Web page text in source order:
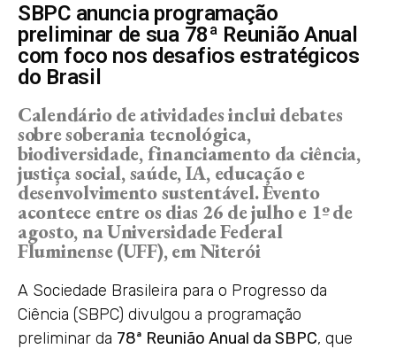
SBPC anuncia programação
preliminar de sua 78ª Reunião Anual
com foco nos desafios estratégicos
do Brasil
Calendário de atividades inclui debates
sobre soberania tecnológica,
biodiversidade, financiamento da ciência,
justiça social, saúde, IA, educação e
desenvolvimento sustentável. Evento
acontece entre os dias 26 de julho e 1º de
agosto, na Universidade Federal
Fluminense (UFF), em Niterói
A Sociedade Brasileira para o Progresso da
Ciência (SBPC) divulgou a programação
preliminar da 78ª Reunião Anual da SBPC, que